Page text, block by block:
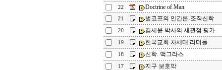
22 Doctrine of Man
21 벌코프의 인간론-조직신학
20 김세윤 박사의 새관점 평가
19 한국교회 차세대 리더들
18 신학. 맥그라스
17 지구 보호막